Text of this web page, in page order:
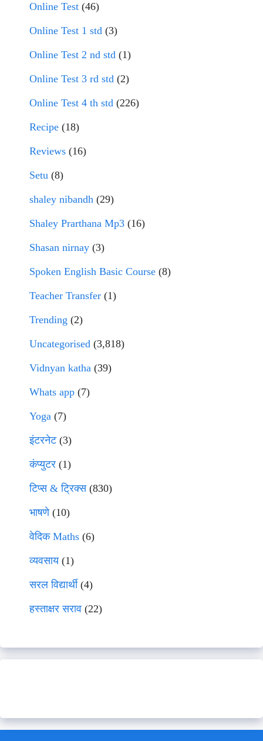
Online Test (46)
Online Test 1 std (3)
Online Test 2 nd std (1)
Online Test 3 rd std (2)
Online Test 4 th std (226)
Recipe (18)
Reviews (16)
Setu (8)
shaley nibandh (29)
Shaley Prarthana Mp3 (16)
Shasan nirnay (3)
Spoken English Basic Course (8)
Teacher Transfer (1)
Trending (2)
Uncategorised (3,818)
Vidnyan katha (39)
Whats app (7)
Yoga (7)
इंटरनेट(3)
कंप्युटर (1)
टिप्स & ट्रिक्स(830)
भाषणे(10)
वेदिक Maths (6)
व्यवसाय(1)
सरल विद्यार्थी(4)
हस्ताक्षर सराव (22)